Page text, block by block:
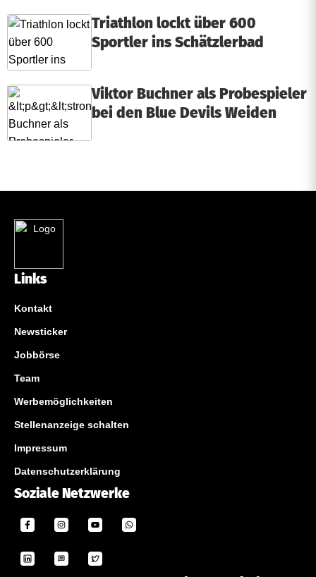
Triathlon lockt über 600
Sportler ins Schätzlerbad
Viktor Buchner als Probespieler
bei den Blue Devils Weiden
Links
Kontakt
Newsticker
Jobbörse
Team
Werbemöglichkeiten
Stellenanzeige schalten
Impressum
Datenschutzerklärung
Soziale Netzwerke